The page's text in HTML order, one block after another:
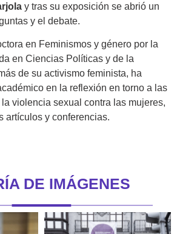
y tras su exposición se abrió un
y el debate.
en Feminismos y género por la
en Ciencias Políticas y de la
de su activismo feminista, ha
en la reflexión en torno a las
violencia sexual contra las mujeres,
artículos y conferencias.
DE IMÁGENES